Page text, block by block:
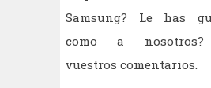
Samsung? Le has
como a nosotros?
vuestros comentarios.